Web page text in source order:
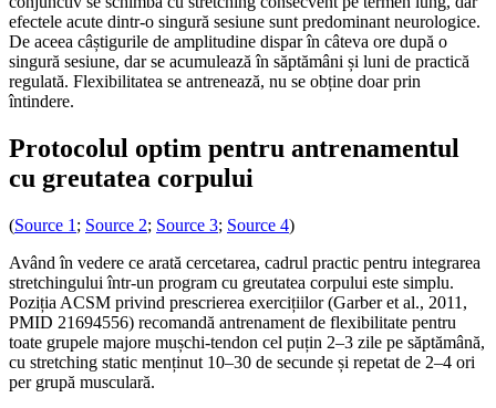
efectele acute dintr-o singură sesiune sunt predominant neurologice.
De aceea câștigurile de amplitudine dispar în câteva ore după o
singură sesiune, dar se acumulează în săptămâni și luni de practică
regulată. Flexibilitatea se antrenează, nu se obține doar prin
întindere.
Protocolul optim pentru antrenamentul
cu greutatea corpului
(Source 1 ; Source 2; Source 3; Source 4)
Având în vedere ce arată cercetarea, cadrul practic pentru integrarea
stretchingului într-un program cu greutatea corpului este simplu.
Poziția ACSM privind prescrierea exercițiilor (Garber et al., 2011,
PMID 21694556) recomandă antrenament de flexibilitate pentru
toate grupele majore mușchi-tendon cel puțin 2–3 zile pe săptămână,
cu stretching static menținut 10–30 de secunde și repetat de 2–4 ori
per grupă musculară.